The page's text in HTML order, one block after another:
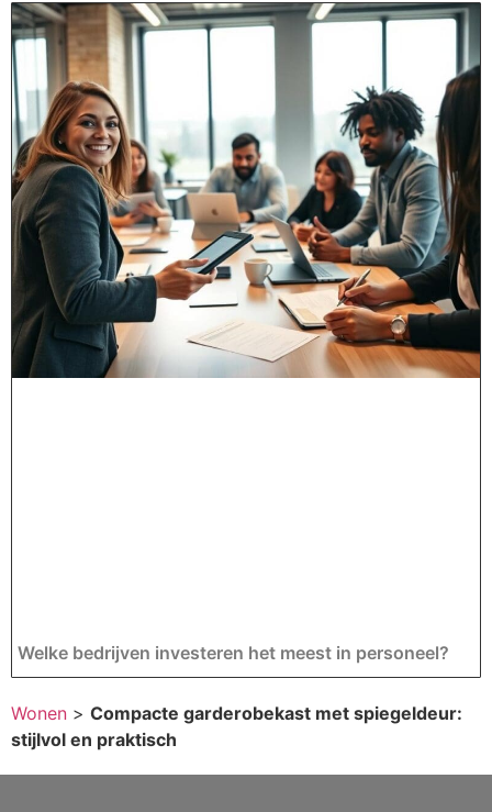
Welke bedrijven investeren het meest in personeel?
Wonen > Compacte garderobekast met spiegeldeur:
stijlvol en praktisch